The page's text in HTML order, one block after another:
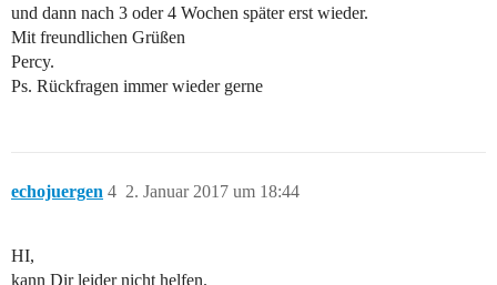
und dann nach 3 oder 4 Wochen später erst wieder.
Mit freundlichen Grüßen
Percy.
Ps. Rückfragen immer wieder gerne
echojuergen 2. Januar 2017 um 18:44
4
HI,
kann Dir leider nicht helfen.